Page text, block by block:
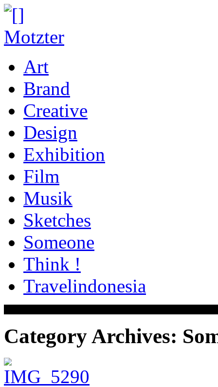
Art
Brand
Creative
Design
Exhibition
Film
Musik
Sketches
Someone
Think !
Travelindonesia
Category Archives: